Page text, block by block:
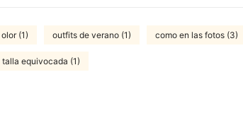
(1) outfits de verano (1) como en las fotos (3)
talla equivocada (1)